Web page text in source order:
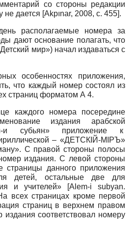
со стороны редакции
не дается [Akpınar, 2008, с. 455].
располагаемые номера за
дают основание полагать, что
мир») начал издаваться с
особенностях приложения,
что каждый номер состоял из
страниц форматом А 4.
каждого номера посередине
издания арабской
и субьян» приложение к
– «ДЕТСКІЙ-МІРЪ»
С правой стороны полосы
издания. С левой стороны
страницы данного приложения
детей, остальные две для
и учителей»
[Alem-i subyan.
всех страницах кроме первой
страниц в верхнем правом
соответствовал номеру